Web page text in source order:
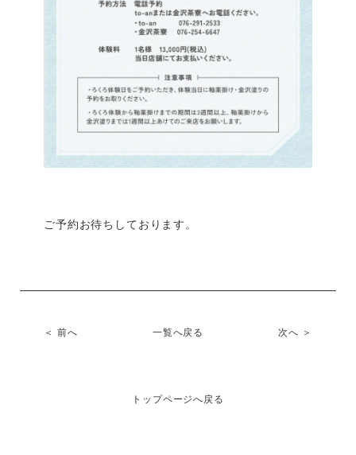
ご予約お待ちしております。
＜ 前へ 次へ ＞
一覧へ戻る
トップページへ戻る